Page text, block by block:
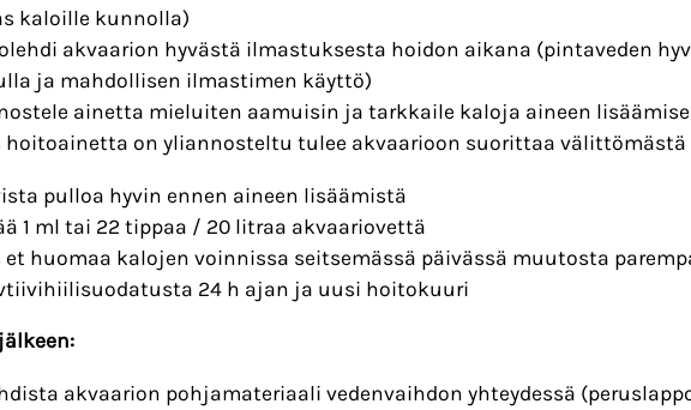
kaloille kunnolla)
akvaarion hyvästä ilmastuksesta hoidon aikana (pintaveden
ja mahdollisen ilmastimen käyttö)
ainetta mieluiten aamuisin ja tarkkaile kaloja aineen
hoitoainetta on yliannosteltu tulee akvaarioon suorittaa välittömästä
pulloa hyvin ennen aineen lisäämistä
1 ml tai 22 tippaa / 20 litraa akvaariovettä
et huomaa kalojen voinnissa seitsemässä päivässä muutosta
24 h ajan ja uusi hoitokuuri
akvaarion pohjamateriaali vedenvaihdon yhteydessä